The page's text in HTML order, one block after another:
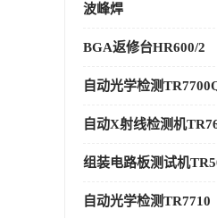
波峰焊
BGA返修台HR600/2
自动光学检测
自动X射线检测机
组装电路板测试机
自动光学检测TR7710